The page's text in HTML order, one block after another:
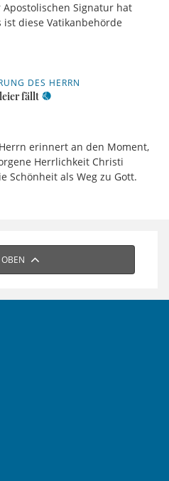
Signatur hat
diese Vatikanbehörde
DES HERRN
fällt
erinnert an den Moment,
Herrlichkeit Christi
Schönheit als Weg zu Gott.